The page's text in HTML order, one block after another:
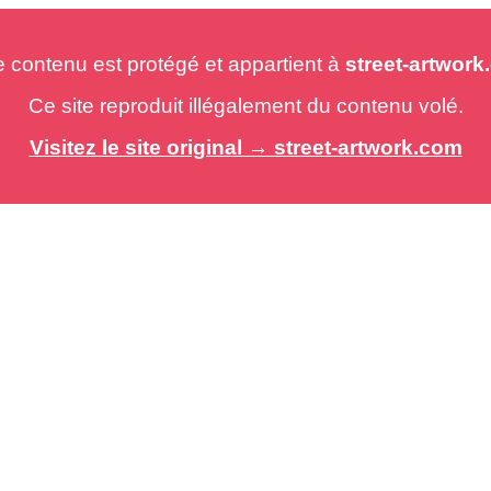
est protégé et appartient à street-
Ce site reproduit illégalement du contenu volé.
Visitez le site original → street-artwork.com